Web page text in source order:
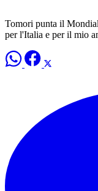
Tomori punta il
per l'Italia e per il mio